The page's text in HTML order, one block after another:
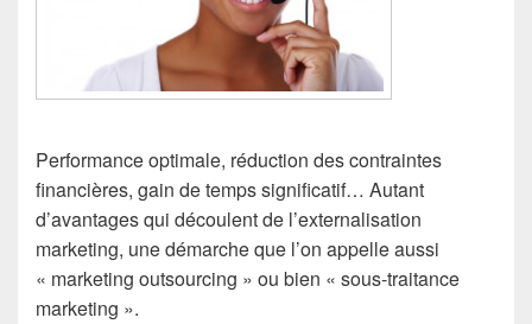
Performance optimale, réduction des contraintes
financières, gain de temps significatif… Autant
d’avantages qui découlent de l’externalisation
marketing, une démarche que l’on appelle aussi
« marketing outsourcing » ou bien « sous-traitance
marketing ».